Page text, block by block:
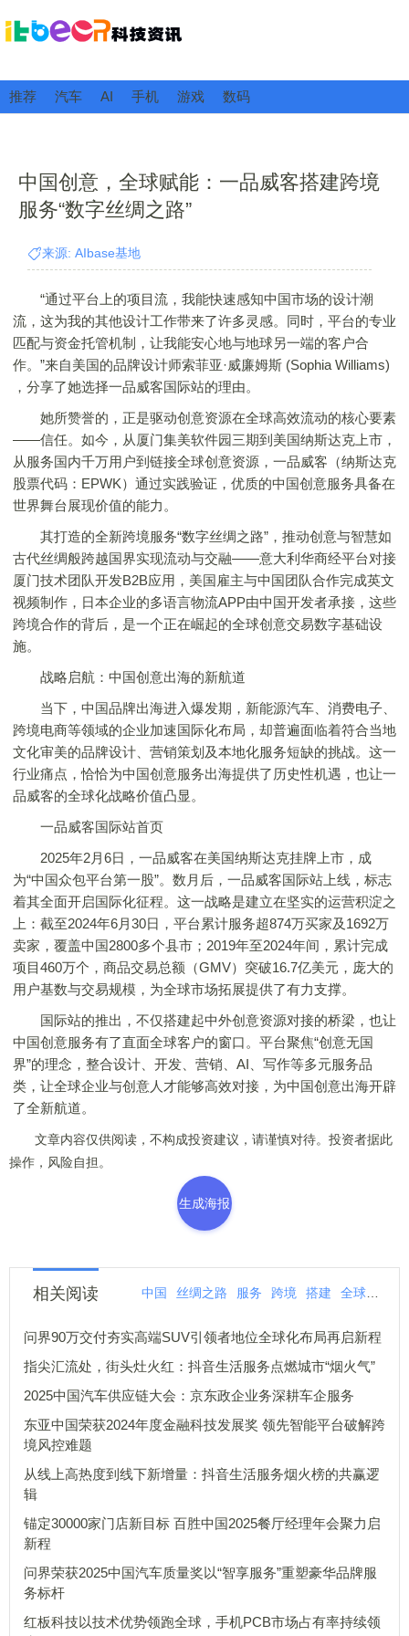
推荐 汽车 AI 手机 游戏 数码
中国创意，全球赋能：一品威客搭建跨境
服务“数字丝绸之路”
来源: AIbase基地
“通过平台上的项目流，我能快速感知中国市场的设计潮
流，这为我的其他设计工作带来了许多灵感。同时，平台的专业
匹配与资金托管机制，让我能安心地与地球另一端的客户合
作。”来自美国的品牌设计师索菲亚·威廉姆斯 (Sophia Williams)
，分享了她选择一品威客国际站的理由。
她所赞誉的，正是驱动创意资源在全球高效流动的核心要素
——信任。如今，从厦门集美软件园三期到美国纳斯达克上市，
从服务国内千万用户到链接全球创意资源，一品威客（纳斯达克
股票代码：EPWK）通过实践验证，优质的中国创意服务具备在
世界舞台展现价值的能力。
其打造的全新跨境服务“数字丝绸之路”，推动创意与智慧如
古代丝绸般跨越国界实现流动与交融——意大利华商经平台对接
厦门技术团队开发B2B应用，美国雇主与中国团队合作完成英文
视频制作，日本企业的多语言物流APP由中国开发者承接，这些
跨境合作的背后，是一个正在崛起的全球创意交易数字基础设
施。
战略启航：中国创意出海的新航道
当下，中国品牌出海进入爆发期，新能源汽车、消费电子、
跨境电商等领域的企业加速国际化布局，却普遍面临着符合当地
文化审美的品牌设计、营销策划及本地化服务短缺的挑战。这一
行业痛点，恰恰为中国创意服务出海提供了历史性机遇，也让一
品威客的全球化战略价值凸显。
一品威客国际站首页
2025年2月6日，一品威客在美国纳斯达克挂牌上市，成
为“中国众包平台第一股”。数月后，一品威客国际站上线，标志
着其全面开启国际化征程。这一战略是建立在坚实的运营积淀之
上：截至2024年6月30日，平台累计服务超874万买家及1692万
卖家，覆盖中国2800多个县市；2019年至2024年间，累计完成
项目460万个，商品交易总额（GMV）突破16.7亿美元，庞大的
用户基数与交易规模，为全球市场拓展提供了有力支撑。
国际站的推出，不仅搭建起中外创意资源对接的桥梁，也让
中国创意服务有了直面全球客户的窗口。平台聚焦“创意无国
界”的理念，整合设计、开发、营销、AI、写作等多元服务品
类，让全球企业与创意人才能够高效对接，为中国创意出海开辟
了全新航道。
文章内容仅供阅读，不构成投资建议，请谨慎对待。投资者据此
操作，风险自担。
生成海报
相关阅读 中国 丝绸之路 服务 跨境 搭建 全球
问界90万交付夯实高端SUV引领者地位全球化布局再启新程
指尖汇流处，街头灶火红：抖音生活服务点燃城市“烟火气”
2025中国汽车供应链大会：京东政企业务深耕车企服务
东亚中国荣获2024年度金融科技发展奖 领先智能平台破解跨
境风控难题
从线上高热度到线下新增量：抖音生活服务烟火榜的共赢逻
辑
锚定30000家门店新目标 百胜中国2025餐厅经理年会聚力启
新程
问界荣获2025中国汽车质量奖以“智享服务”重塑豪华品牌服
务标杆
红板科技以技术优势领跑全球，手机PCB市场占有率持续领